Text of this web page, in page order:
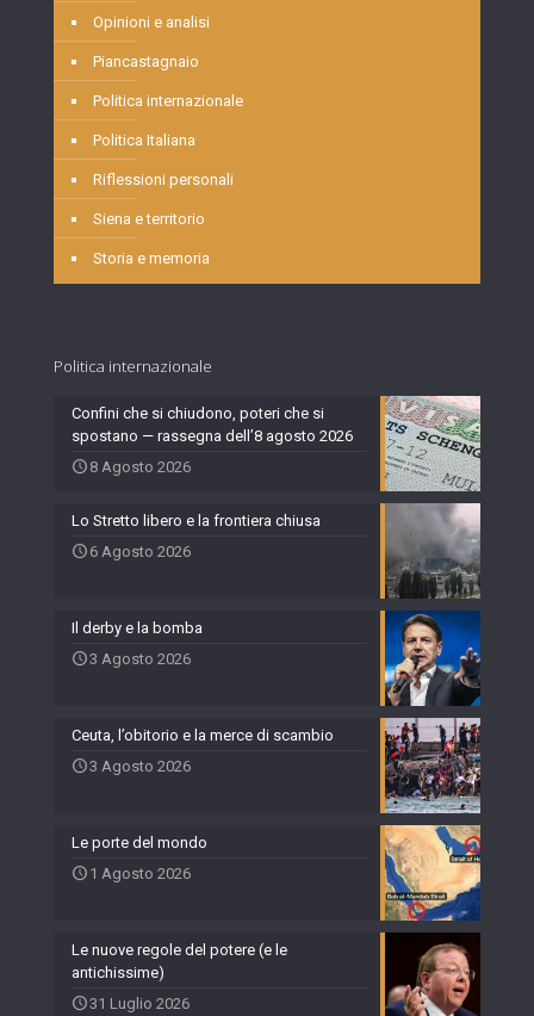
Opinioni e analisi
Piancastagnaio
Politica internazionale
Politica Italiana
Riflessioni personali
Siena e territorio
Storia e memoria
Politica internazionale
Confini che si chiudono, poteri che si
spostano — rassegna dell’8 agosto 2026
8 Agosto 2026
Lo Stretto libero e la frontiera chiusa
6 Agosto 2026
Il derby e la bomba
3 Agosto 2026
Ceuta, l’obitorio e la merce di scambio
3 Agosto 2026
Le porte del mondo
1 Agosto 2026
Le nuove regole del potere (e le
antichissime)
31 Luglio 2026